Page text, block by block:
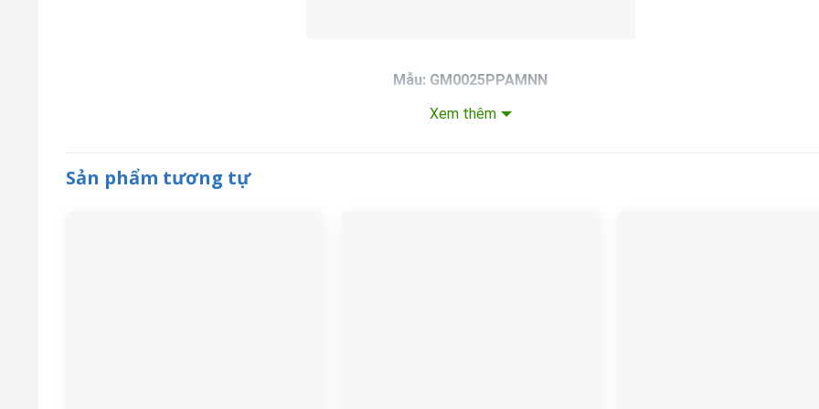
Mẫu: GM0025PPAMNN
Giá: 20.400.000 (chưa bao gồm VAT)
Xem thêm
Sản phẩm tương tự